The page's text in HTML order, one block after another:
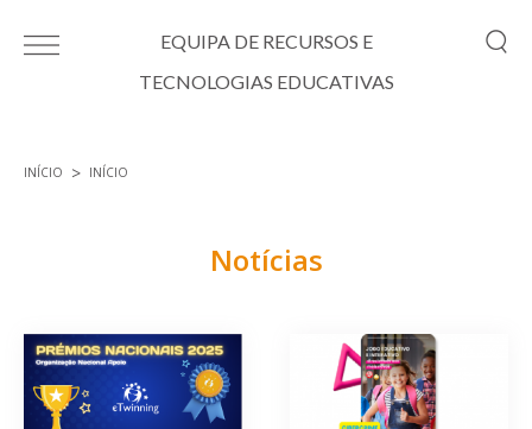
EQUIPA DE RECURSOS E
TECNOLOGIAS EDUCATIVAS
INÍCIO INÍCIO
Notícias
Páginas